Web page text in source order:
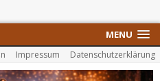
MENU
Impressum Datenschutzerklärung